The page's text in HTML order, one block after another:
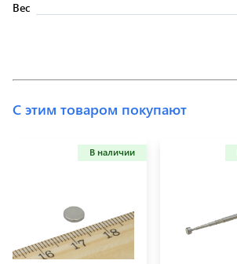
Вес
С этим товаром покупают
В наличии